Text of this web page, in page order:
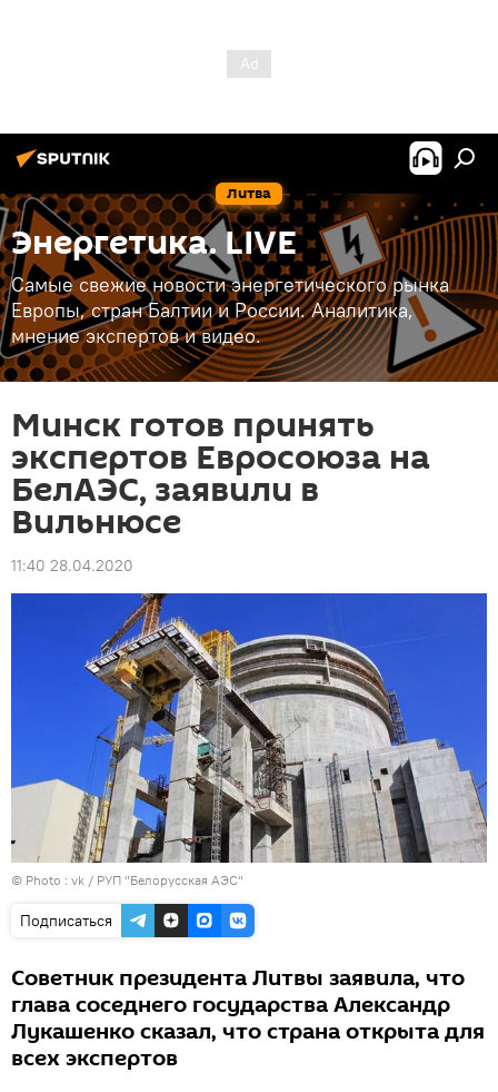
Литва
Энергетика. LIVE
Самые свежие новости энергетического рынка
Европы, стран Балтии и России. Аналитика,
мнение экспертов и видео.
Минск готов принять
экспертов Евросоюза на
БелАЭС, заявили в
Вильнюсе
11:40 28.04.2020
© Photo : vk / РУП "Белорусская АЭС"
Подписаться
Советник президента Литвы заявила, что
глава соседнего государства Александр
Лукашенко сказал, что страна открыта для
всех экспертов